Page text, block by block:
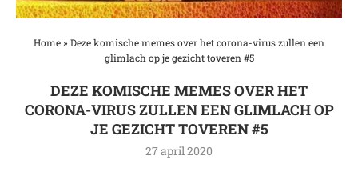
Home» Deze komische memes over het corona-virus zullen een
glimlach op je gezicht toveren #5
DEZE KOMISCHE MEMES OVER HET
CORONA-VIRUS ZULLEN EEN GLIMLACH OP
JE GEZICHT TOVEREN #5
27 april 2020